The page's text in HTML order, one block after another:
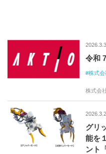
令和
株式
株式会
グリ
能を
ント